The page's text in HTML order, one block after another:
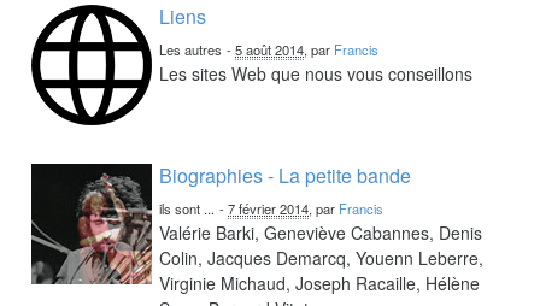
Liens
Les autres -5 août 2014, par Francis
Les sites Web que nous vous conseillons
Biographies - La petite bande
ils sont ... -7 février 2014, par Francis
Valérie Barki, Geneviève Cabannes, Denis
Colin, Jacques Demarcq, Youenn Leberre,
Virginie Michaud, Joseph Racaille, Hélène